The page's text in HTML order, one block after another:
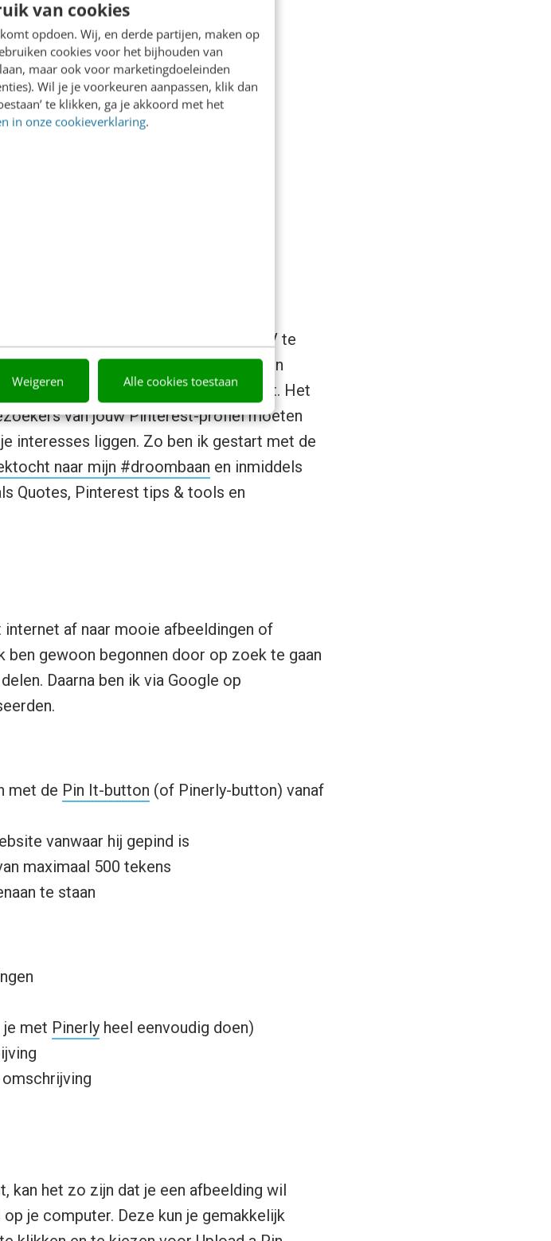
van cookies
opdoen. Wij, en derde partijen, maken op
cookies voor het bijhouden van
maar ook voor marketingdoeleinden
Wil je je voorkeuren aanpassen, klik dan
te klikken, ga je akkoord met het
in onze cookieverklaring.
Weigeren Alle cookies toestaan
aan te raden om niet direct met je CV te
ook relevant, mooi of leuk zijn om een
passen en goed laten zien wie jij bent. Het
van jouw Pinterest-profiel moeten
interesses liggen. Zo ben ik gestart met de
naar mijn #droombaan en inmiddels
Quotes, Pinterest tips & tools en
af naar mooie afbeeldingen of
ben gewoon begonnen door op zoek te gaan
Daarna ben ik via Google op
met de Pin It-button (of Pinerly-button) vanaf
vanwaar hij gepind is
maximaal 500 tekens
te staan
je met Pinerlyheel eenvoudig doen)
kan het zo zijn dat je een afbeelding wil
je computer. Deze kun je gemakkelijk